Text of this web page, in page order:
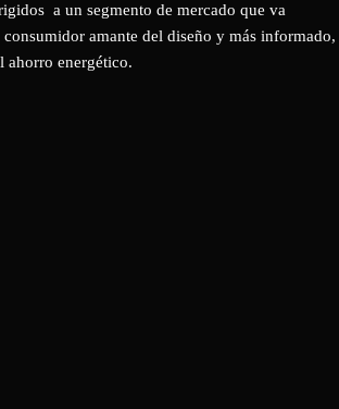
a un segmento de mercado que va
amante del diseño y más informado,
ahorro energético.